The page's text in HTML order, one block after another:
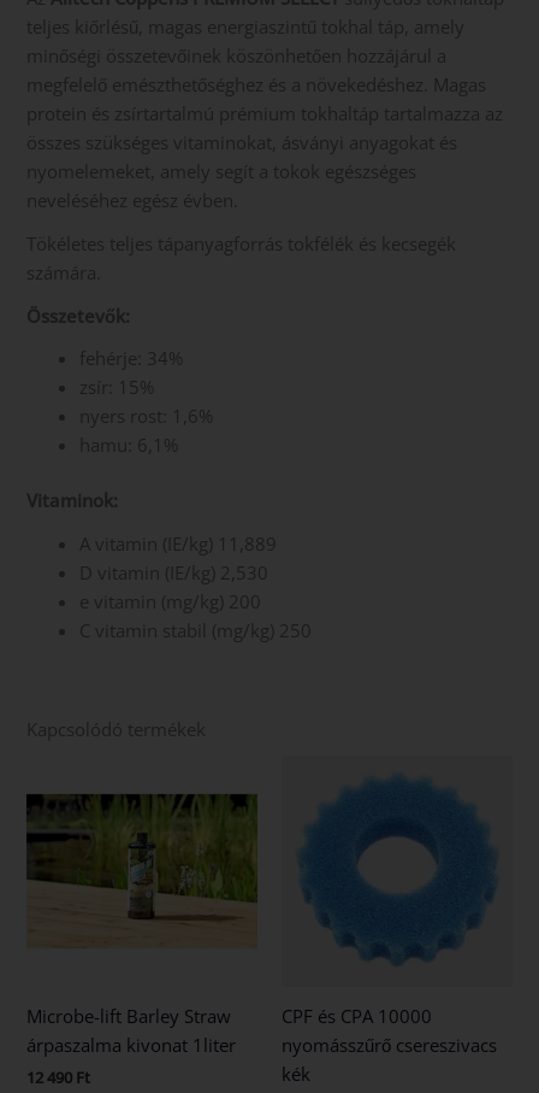
teljes kiőrlésű, magas energiaszintű tokhal táp, amely
minőségi összetevőinek köszönhetően hozzájárul a
megfelelő emészthetőséghez és a növekedéshez. Magas
protein és zsírtartalmú prémium tokhaltáp tartalmazza az
összes szükséges vitaminokat, ásványi anyagokat és
nyomelemeket, amely segít a tokok egészséges
neveléséhez egész évben.
Tökéletes teljes tápanyagforrás tokfélék és kecsegék
számára.
Összetevők:
fehérje: 34%
zsír: 15%
nyers rost: 1,6%
hamu: 6,1%
Vitaminok:
A vitamin (IE/kg) 11,889
D vitamin (IE/kg) 2,530
e vitamin (mg/kg) 200
C vitamin stabil (mg/kg) 250
Kapcsolódó termékek
Microbe-lift Barley Straw
árpaszalma kivonat 1liter
12 490 Ft
CPF és CPA 10000
nyomásszűrő csereszivacs
kék